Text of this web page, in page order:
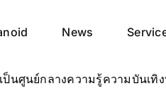
News
ป็นศูนย์กลางความรู้ความบัน